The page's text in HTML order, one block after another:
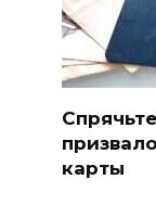
карты